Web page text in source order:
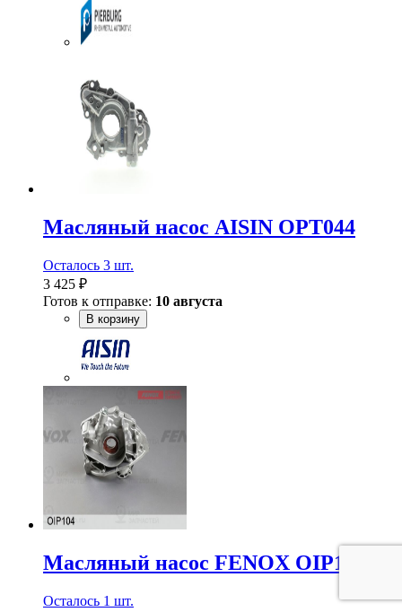
Масляный насос AISIN OPT044
Осталось 3 шт.
3 425 ₽
Готов к отправке: 10 августа
В корзину
Масляный насос FENOX OIP104
Осталось 1 шт.